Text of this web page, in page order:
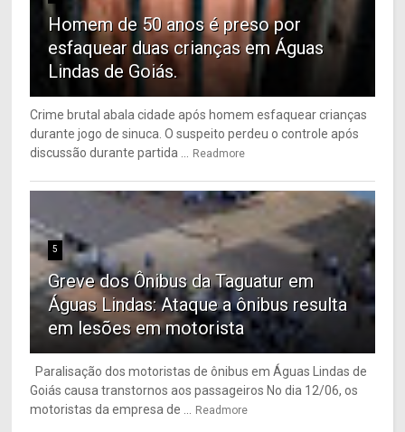
Homem de 50 anos é preso por
esfaquear duas crianças em Águas
Lindas de Goiás.
Crime brutal abala cidade após homem esfaquear crianças
durante jogo de sinuca. O suspeito perdeu o controle após
discussão durante partida ...
Readmore
5
Greve dos Ônibus da Taguatur em
Águas Lindas: Ataque a ônibus resulta
em lesões em motorista
Paralisação dos motoristas de ônibus em Águas Lindas de
Goiás causa transtornos aos passageiros No dia 12/06, os
motoristas da empresa de ...
Readmore